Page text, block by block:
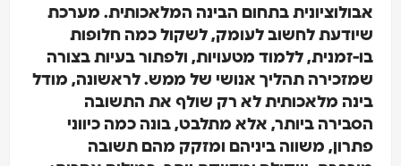
אבולוציונית בתחום הבינה המלאכותית. מערכת
שיודעת לחשוב לעומק, לשקול כמה חלופות
בו-זמנית, ללמוד מטעויות, ולפתור בעיות בצורה
שמזכירה תהליך אנושי של ממש. לראשונה, מודל
בינה מלאכותית לא רק שולף את התשובה
הסבירה ביותר, אלא מתלבט, בונה כמה כיווני
פתרון, משווה ביניהם ומזקק מהם תשובה